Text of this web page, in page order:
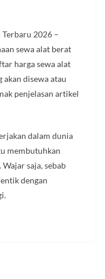
2026 –
sewa alat berat
harga sewa alat
akan disewa atau
penjelasan artikel
dalam dunia
membutuhkan
saja, sebab
dengan